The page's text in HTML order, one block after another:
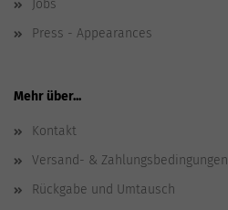
Jobs
Press - Appearances
Mehr über...
Kontakt
Versand- & Zahlungsbedingungen
Rückgabe und Umtausch